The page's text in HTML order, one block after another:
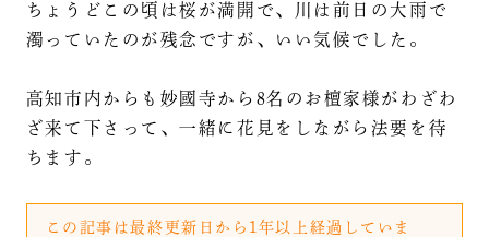
ちょうどこの頃は桜が満開で、川は前日の大雨で
濁っていたのが残念ですが、いい気候でした。
高知市内からも妙國寺から8名のお檀家様がわざわ
ざ来て下さって、一緒に花見をしながら法要を待
ちます。
この記事は最終更新日から1年以上経過していま